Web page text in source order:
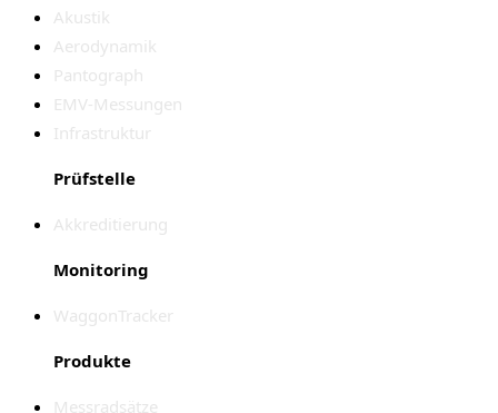
Akustik
Aerodynamik
Pantograph
EMV-Messungen
Infrastruktur
Prüfstelle
Akkreditierung
Monitoring
WaggonTracker
Produkte
Messradsätze